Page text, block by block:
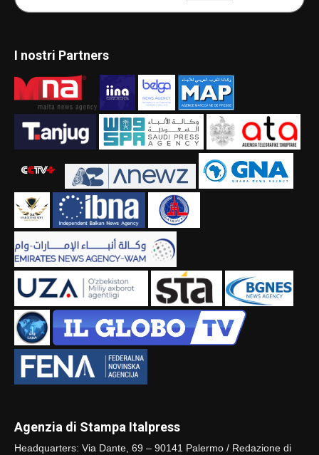
I nostri Partners
Agenzia di Stampa Italpress
Headquarters: Via Dante, 69 – 90141 Palermo / Redazione di